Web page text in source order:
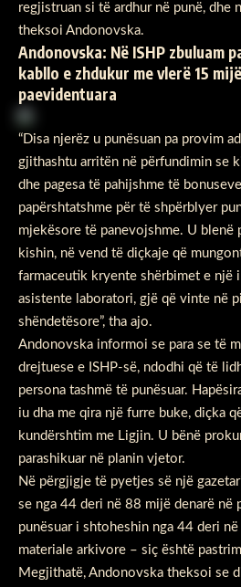
regjistruan si të ardhur në punë, dhe
theksoi Andonovska.
Andonovska: Në ISHP zbuluam
kabllo e zhdukur me vlerë 15
paevidentuara
“Disa njerëz u punësuan pa provim
gjithashtu arritën në përfundimin se
dhe pagesa të pahijshme të
papërshtatshme për të shpërblyer
mjekësore të panevojshme. U blenë
kishin, në vend të diçkaje që
farmaceutik kryente shërbimet e një
asistente laboratori, gjë që vinte në
shëndetësore”, tha ajo.
Andonovska informoi se para se të
drejtuese e ISHP-së, ndodhi që të
persona tashmë të punësuar.
iu dha me qira një furre buke, diçka
kundërshtim me Ligjin. U bënë
parashikuar në planin vjetor.
Në përgjigje të pyetjes së një
se nga 44 deri në 88 mijë denarë në
punësuar i shtoheshin nga 44 deri
materiale arkivore – siç është
Megjithatë, Andonovska theksoi se